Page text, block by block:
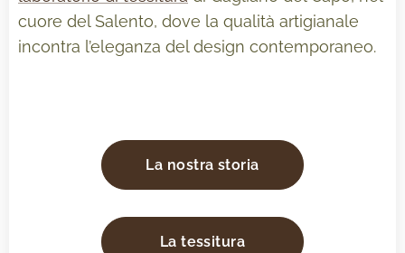
cuore del Salento, dove la qualità artigianale
incontra l’eleganza del design contemporaneo.
La nostra storia
La tessitura